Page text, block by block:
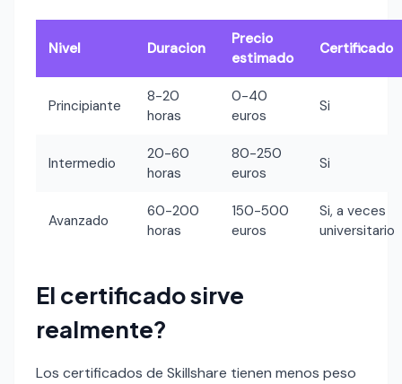
Nivel Duracion
Precio
estimado
Certificado
Principiante
8-20
horas
0-40
euros
Si
Intermedio
20-60
horas
80-250
euros
Si
Avanzado
60-200
horas
150-500
euros
Si, a veces
universitario
El certificado sirve
realmente?
Los certificados de Skillshare tienen menos peso